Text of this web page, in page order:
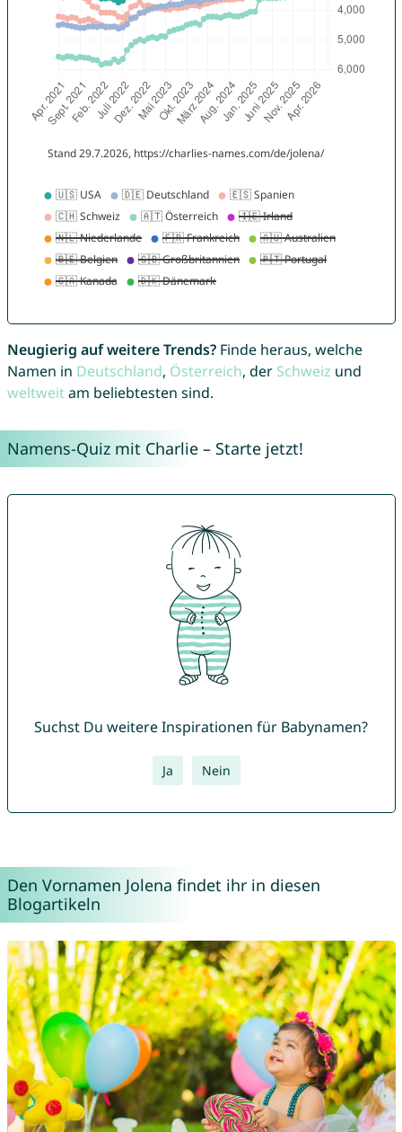
Neugierig auf weitere Trends?Finde heraus, welche
Namen in Deutschland, Österreich, der Schweiz und
weltweitam beliebtesten sind.
Namens-Quiz mit Charlie – Starte jetzt!
Suchst Du weitere Inspirationen für Babynamen?
Ja Nein
Den Vornamen Jolena findet ihr in diesen
Blogartikeln